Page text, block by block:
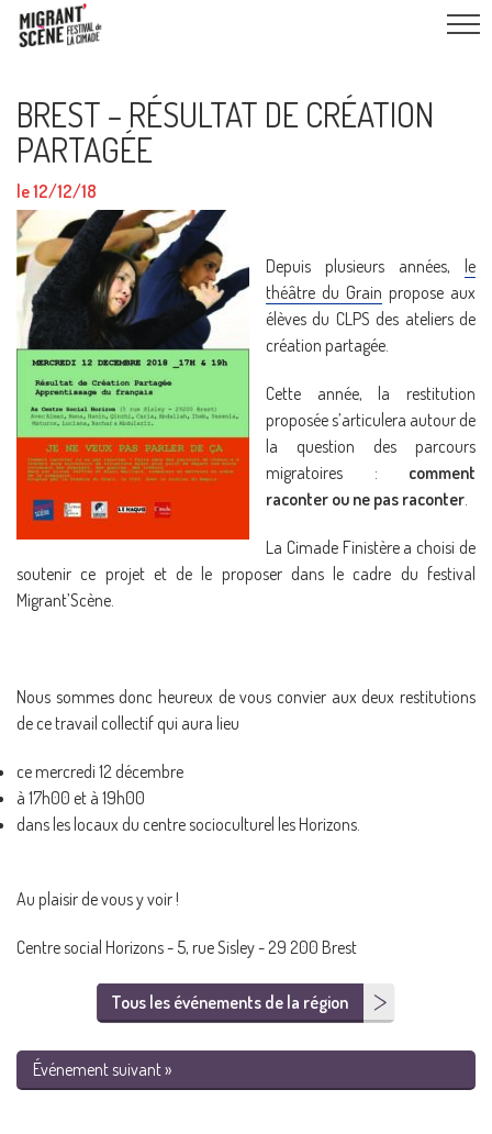
BREST – RÉSULTAT DE CRÉATION
PARTAGÉE
le 12/12/18
Depuis plusieurs années,
le
théâtre du Grain propose aux
élèves du CLPS des ateliers de
création partagée.
Cette année, la restitution
proposée s’articulera autour de
la question des parcours
migratoires : comment
raconter ou ne pas raconter.
La Cimade Finistère a choisi de
soutenir ce projet et de le proposer dans le cadre du festival
Migrant’Scène.
Nous sommes donc heureux de vous convier aux deux restitutions
de ce travail collectif qui aura lieu
ce mercredi 12 décembre
à 17h00 et à 19h00
dans les locaux du centre socioculturel les Horizons.
Au plaisir de vous y voir !
Centre social Horizons - 5, rue Sisley - 29 200 Brest
Tous les événements de la région
Événement suivant »